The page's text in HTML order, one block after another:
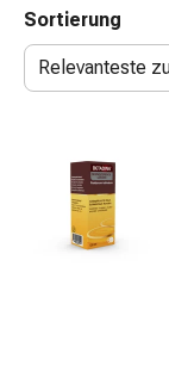
&
-
Sortierung
Relevanteste